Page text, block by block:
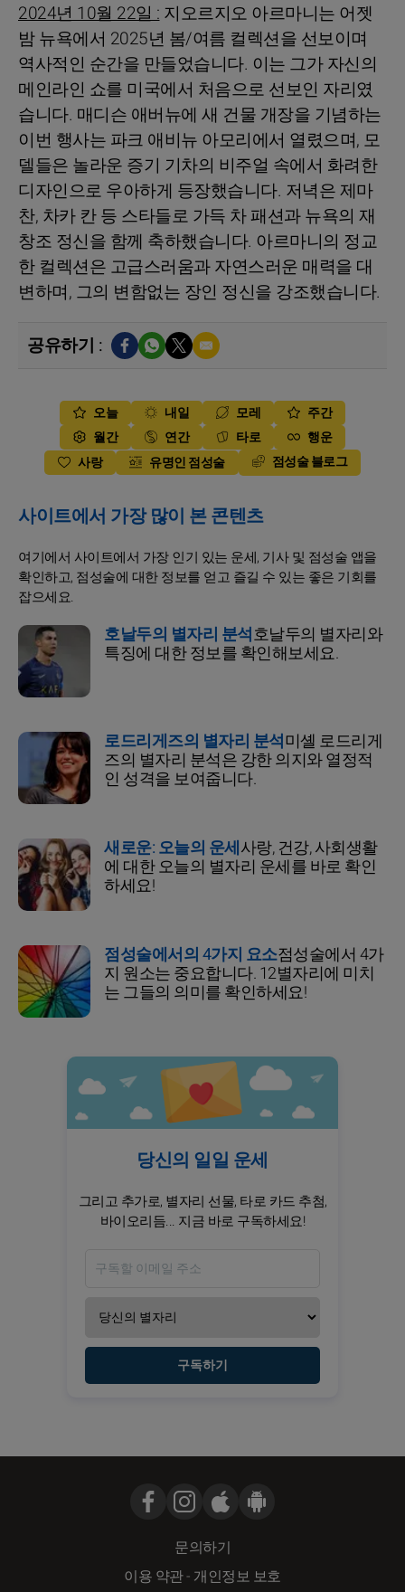
2024년 10월 22일 :지오르지오 아르마니는 어젯
밤 뉴욕에서 2025년 봄/여름 컬렉션을 선보이며
역사적인 순간을 만들었습니다. 이는 그가 자신의
메인라인 쇼를 미국에서 처음으로 선보인 자리였
습니다. 매디슨 애버뉴에 새 건물 개장을 기념하는
이번 행사는 파크 애비뉴 아모리에서 열렸으며, 모
델들은 놀라운 증기 기차의 비주얼 속에서 화려한
디자인으로 우아하게 등장했습니다. 저녁은 제마
찬, 차카 칸 등 스타들로 가득 차 패션과 뉴욕의 재
창조 정신을 함께 축하했습니다. 아르마니의 정교
한 컬렉션은 고급스러움과 자연스러운 매력을 대
변하며, 그의 변함없는 장인 정신을 강조했습니다.
공유하기 :
오늘 내일 모레
주간
월간
연간 타로
행운
사랑
유명인 점성술 점성술 블로그
사이트에서 가장 많이 본 콘텐츠
여기에서 사이트에서 가장 인기 있는 운세, 기사 및 점성술 앱을
확인하고, 점성술에 대한 정보를 얻고 즐길 수 있는 좋은 기회를
잡으세요.
호날두의 별자리 분석호날두의 별자리와
특징에 대한 정보를 확인해보세요.
로드리게즈의 별자리 분석미셸 로드리게
즈의 별자리 분석은 강한 의지와 열정적
인 성격을 보여줍니다.
새로운: 오늘의 운세사랑, 건강, 사회생활
에 대한 오늘의 별자리 운세를 바로 확인
하세요!
점성술에서의 4가지 요소점성술에서 4가
지 원소는 중요합니다. 12별자리에 미치
는 그들의 의미를 확인하세요!
당신의 일일 운세
그리고 추가로, 별자리 선물, 타로 카드 추첨,
바이오리듬... 지금 바로 구독하세요!
구독하기
문의하기
이용 약관- 개인정보 보호